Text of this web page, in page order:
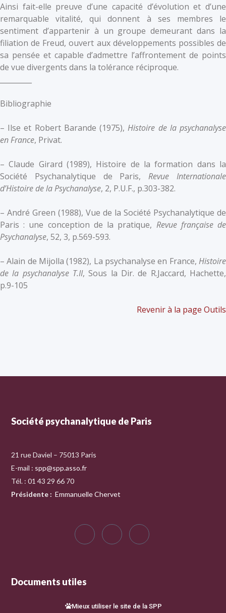
Ainsi fait-elle preuve d’une capacité d’évolution et d’une
remarquable vitalité, qui donnent à ses membres le
sentiment d’appartenir à un groupe demeurant dans la
filiation de Freud, ouvert aux développements possibles de
sa pensée et capable d’admettre l’affrontement de points
de vue divergents dans la tolérance réciproque.
Bibliographie
– Ilse et Robert Barande (1975),Histoire de la psychanalyse
en France, Privat.
– Claude Girard (1989), Histoire de la formation dans la
Société Psychanalytique de Paris,Revue Internationale
d’Histoire de la Psychanalyse, 2, P.U.F., p.303-382.
– André Green (1988), Vue de la Société Psychanalytique de
Paris : une conception de la pratique, Revue française de
Psychanalyse, 52, 3, p.569-593.
– Alain de Mijolla (1982), La psychanalyse en France, Histoire
de la psychanalyse T.II, Sous la Dir. de R.Jaccard, Hachette,
p.9-105
Revenir à la page Outils
Société psychanalytique de Paris
21 rue Daviel – 75013 Paris
E-mail : spp@spp.asso.fr
Tél. : 01 43 29 66 70
Présidente : Emmanuelle Chervet
Documents utiles
Mieux utiliser le site de la SPP